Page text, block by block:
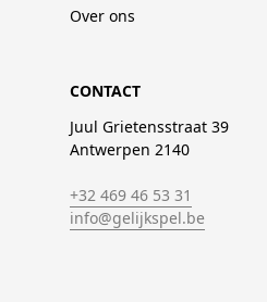
Over ons
CONTACT
Juul Grietensstraat 39
Antwerpen 2140
+32 469 46 53 31
info@gelijkspel.be